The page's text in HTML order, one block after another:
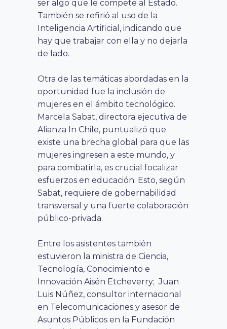
ser algo que le compete al Estado.
También se refirió al uso de la
Inteligencia Artificial, indicando que
hay que trabajar con ella y no dejarla
de lado.
Otra de las temáticas abordadas en la
oportunidad fue la inclusión de
mujeres en el ámbito tecnológico.
Marcela Sabat, directora ejecutiva de
Alianza In Chile, puntualizó que
existe una brecha global para que las
mujeres ingresen a este mundo, y
para combatirla, es crucial focalizar
esfuerzos en educación. Esto, según
Sabat, requiere de gobernabilidad
transversal y una fuerte colaboración
público-privada.
Entre los asistentes también
estuvieron la ministra de Ciencia,
Tecnología, Conocimiento e
Innovación Aisén Etcheverry; Juan
Luis Núñez, consultor internacional
en Telecomunicaciones y asesor de
Asuntos Públicos en la Fundación